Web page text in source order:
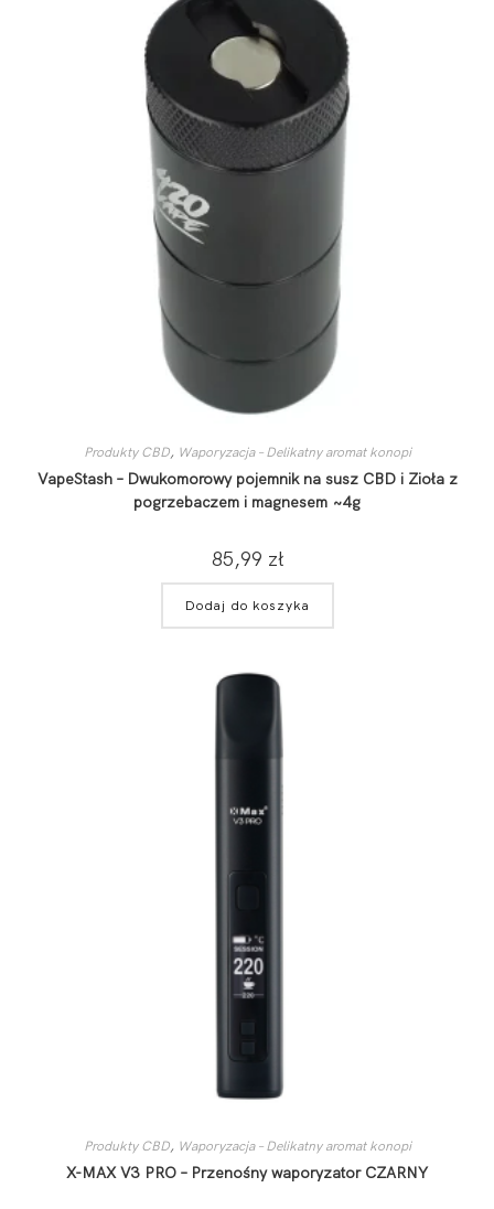
Produkty CBD, Waporyzacja – Delikatny aromat konopi
VapeStash – Dwukomorowy pojemnik na susz CBD i Zioła z
pogrzebaczem i magnesem ~4g
85,99 zł
Dodaj do koszyka
Produkty CBD, Waporyzacja – Delikatny aromat konopi
X-MAX V3 PRO – Przenośny waporyzator CZARNY